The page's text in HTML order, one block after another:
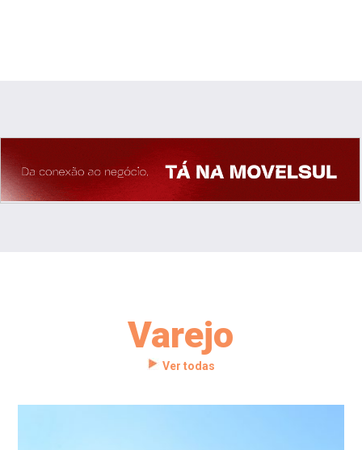
Varejo
Ver todas